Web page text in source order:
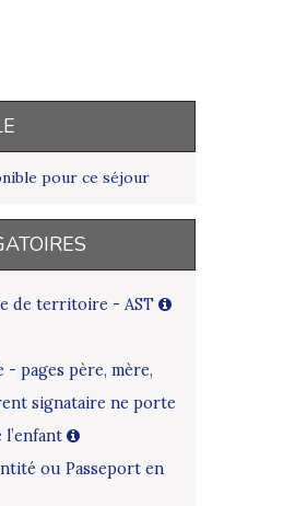
pour ce séjour
de territoire - AST
pages père, mère,
signataire ne porte
l’enfant
ou Passeport en